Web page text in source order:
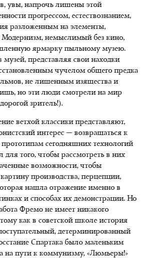
увы, напрочь лишены этой
прогрессом, естествознанием,
разложенным на элементы,
немыслимый без кино,
ярмарку пыльному музею.
музей, представляя свои находки
чучелом общего предка
не лишенным изящества и
но эти люди смотрели на мир
зритель!).
ветхой классики представляют,
интерес — возвращаться к
сегодняшних технологий
для того, чтобы рассмотреть в них
возможности, чтобы
производства, перцепции,
нашла отражение именно в
и способах их демонстрации. Но
Фремо не имеет никакого
как в советской школе история
детерминированный
Спартака было маленьким
на пути к коммунизму, «Люмьеры!»